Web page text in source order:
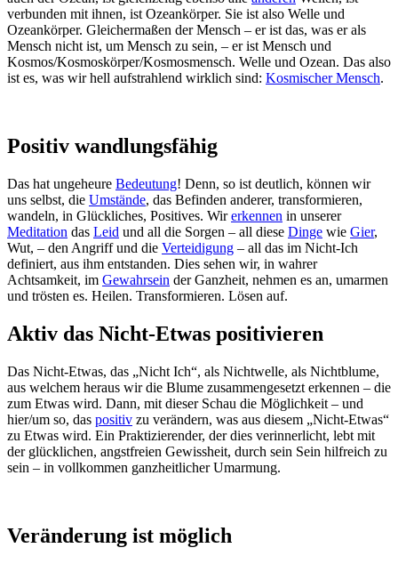
verbunden mit ihnen, ist Ozeankörper. Sie ist also Welle und
Ozeankörper. Gleichermaßen der Mensch – er ist das, was er als
Mensch nicht ist, um Mensch zu sein, – er ist Mensch und
Kosmos/Kosmoskörper/Kosmosmensch. Welle und Ozean. Das also
ist es, was wir hell aufstrahlend wirklich sind: Kosmischer Mensch.
Positiv wandlungsfähig
Das hat ungeheure Bedeutung! Denn, so ist deutlich, können wir
uns selbst, die Umstände, das Befinden anderer, transformieren,
wandeln, in Glückliches, Positives. Wirerkennen in unserer
Meditation das Leid und all die Sorgen – all diese Dinge wie Gier,
Wut, – den Angriff und die Verteidigung – all das im Nicht-Ich
definiert, aus ihm entstanden. Dies sehen wir, in wahrer
Achtsamkeit, im Gewahrsein der Ganzheit, nehmen es an, umarmen
und trösten es. Heilen. Transformieren. Lösen auf.
Aktiv das Nicht-Etwas positivieren
Das Nicht-Etwas, das „Nicht Ich“, als Nichtwelle, als Nichtblume,
aus welchem heraus wir die Blume zusammengesetzt erkennen – die
zum Etwas wird. Dann, mit dieser Schau die Möglichkeit – und
hier/um so, das positiv zu verändern, was aus diesem „Nicht-Etwas“
zu Etwas wird. Ein Praktizierender, der dies verinnerlicht, lebt mit
der glücklichen, angstfreien Gewissheit, durch sein Sein hilfreich zu
sein – in vollkommen ganzheitlicher Umarmung.
Veränderung ist möglich